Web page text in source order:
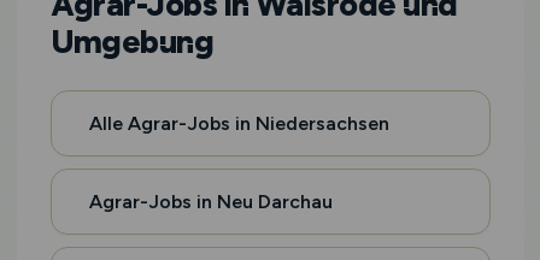
Umgebung
Alle Agrar-Jobs in Niedersachsen
Agrar-Jobs in Neu Darchau